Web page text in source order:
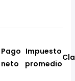
Pago
neto
Impuesto
promedio